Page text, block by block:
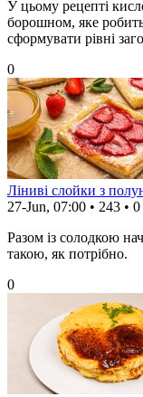
У цьому рецепті
борошном, яке
сформувати рівні
0
Ліниві слойки з
27-Jun, 07:00 • 243 • 0
Разом із солодкою
такою, як потрібно.
0